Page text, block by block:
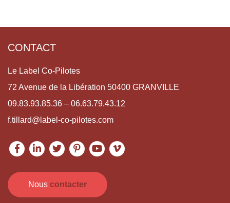
CONTACT
Le Label Co-Pilotes
72 Avenue de la Libération 50400 GRANVILLE
09.83.93.85.36 – 06.63.79.43.12
f.tillard@label-co-pilotes.com
Nous contacter